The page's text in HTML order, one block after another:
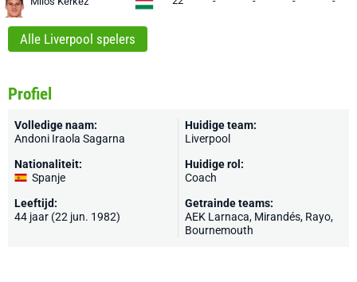
Alle Liverpool spelers
Profiel
Volledige naam:
Andoni Iraola Sagarna
Nationaliteit:
Spanje
Leeftijd:
44 jaar (22 jun. 1982)
Huidige team:
Liverpool
Huidige rol:
Coach
Getrainde teams:
AEK Larnaca, Mirandés, Rayo,
Bournemouth